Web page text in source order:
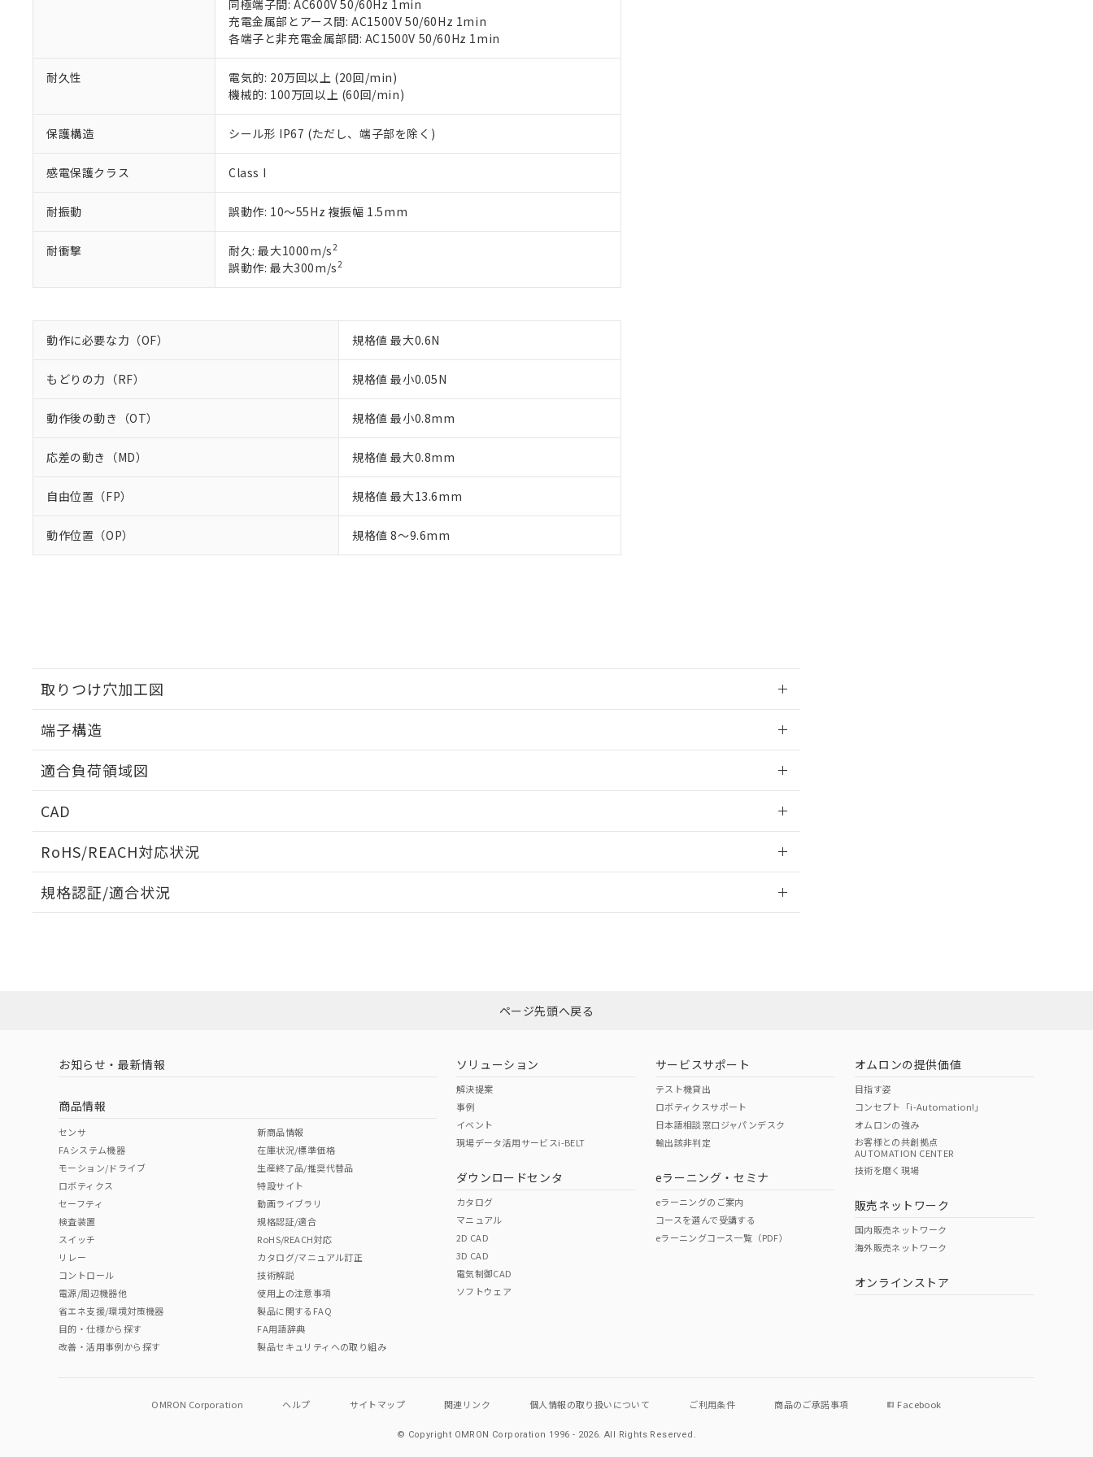
同極端子間: AC600V 50/60Hz 1min
充電金属部とアース間: AC1500V 50/60Hz 1min
各端子と非充電金属部間: AC1500V 50/60Hz 1min
耐久性
電気的: 20万回以上 (20回/min)
機械的: 100万回以上 (60回/min)
保護構造 シール形 IP67 (ただし、端子部を除く)
感電保護クラス Class I
耐振動 誤動作: 10～55Hz 複振幅 1.5mm
耐衝撃 耐久: 最大1000m/s2
誤動作: 最大300m/s2
動作に必要な力（OF） 規格値 最大0.6N
もどりの力（RF） 規格値 最小0.05N
動作後の動き（OT） 規格値 最小0.8mm
応差の動き（MD） 規格値 最大0.8mm
自由位置（FP） 規格値 最大13.6mm
動作位置（OP） 規格値 8～9.6mm
取りつけ穴加工図
プリント基板加工図
端子構造
適合負荷領域図
CAD
RoHS/REACH対応状況
EU RoHS 注意事項・凡例
ダウンロードはこちら
中国 RoHS 注意事項・凡例
中国 RoHS表
Pb Hg Cr(VI)
O O
"対応済み"や非含有の記載がされた商品であっても、流通在庫等で未対応品が混在する可能性があります。
非含有品が必要な際は、弊社営業部門もしくは販売店へお問い合わせください。
規格認証/適合状況
い。
正式な納期状況および標準価格はお客様のお取引先、またはお客様担当のオムロン制御機器販売店・
当社販売員にご相談ください。
オムロン制御機器販売店や当社販売拠点は「販売ネットワーク
在庫状況および標準価格結果を当社の事前の承諾なく第三者に漏洩または開示しないようお願いしま
す。
マイパーツ機能（部品リスト作成サービス）をご利用いただくには、I-Webメンバーズにご登録され
ている必要があります。
お客様が当ウェブサイト上で当社にご登録された部品リストについて、当社および当社の共同利用者
いる法人を指します。
※2 対応予定月
部品在庫の切り替え状況などにより、予定月が前後することがあります。
※3 非含有証明書ダウンロード
EU RoHS指令（10物質）の非含有証明書
51物質の非含有証明書（当社基準）
※本証明書は発行日時点で非含有を証明するもので、過去に遡って非含有を証明するものではありません。
また、RoHS指令のフタル酸エステル類４物質の対応では、対応完了までの期間は出荷製品に未対応品が
混在することから備考欄に対応日を記載しておりました。
り割愛しております。
DBP(フタル酸ジブチル) : 1000ppm、 DIBP(フタル酸ジイソブチル) : 1000ppm、 BBP(フタル酸ブチルベンジル) : 1000ppm、
DEHP(フタル酸ビス(2-エチルヘキシル)) : 1000ppm
※2 環境保護使用期限
「ｅ」：有害物質（10物質）のすべてが基準値以下であることを示します。
「10」：通常の使用状況下において有害物質が外部に漏えいし、環境に深刻な影響を及ぼさない年数を意
味します。
「－」：未確認です。当社販売部門へお問い合わせください。
当社は貴社製品を、核兵器、ミサイル、化学兵器、生物兵器またはその他武器並びにこれらの製造装
置等に一切使用いたしません。
当社は、貴社製品を第三者に販売する場合は、上記1、2および3の内容を当該第三者に通知します。
たしません。
○ 一定数以上の在庫あり
△ 一定数には満たないが在庫あり
－
在庫なし(最新の在庫状況については、お客様のお取引先、またはお客様担当のオムロン制御
機器販売店・当社販売員にご確認ください)
空
受注生産機種、また在庫状況の情報を公開していない機種
ページ先頭へ戻る
お知らせ・最新情報
商品情報
センサ
FAシステム機器
モーション/ドライブ
ロボティクス
セーフティ
検査装置
スイッチ
リレー
コントロール
電源/周辺機器他
省エネ支援/環境対策機器
目的・仕様から探す
改善・活用事例から探す
新商品情報
在庫状況/標準価格
生産終了品/推奨代替品
特設サイト
動画ライブラリ
規格認証/適合
RoHS/REACH対応
カタログ/マニュアル訂正
技術解説
使用上の注意事項
製品に関するFAQ
FA用語辞典
製品セキュリティへの取り組み
ソリューション
解決提案
事例
イベント
現場データ活用サービスi-BELT
ダウンロードセンタ
カタログ
マニュアル
2D CAD
3D CAD
電気制御CAD
ソフトウェア
サービスサポート
テスト機貸出
ロボティクスサポート
日本語相談窓口ジャパンデスク
輸出該非判定
eラーニング・セミナ
eラーニングのご案内
コースを選んで受講する
eラーニングコース一覧（PDF）
オムロンの提供価値
目指す姿
コンセプト「i-Automation!」
オムロンの強み
お客様との共創拠点
AUTOMATION CENTER
技術を磨く現場
販売ネットワーク
国内販売ネットワーク
海外販売ネットワーク
オンラインストア
OMRON Corporation ヘルプ サイトマップ 関連リンク 個人情報の取り扱いについて ご利用条件 商品のご承諾事項 Facebook
© Copyright OMRON Corporation 1996 - 2026.All Rights Reserved.